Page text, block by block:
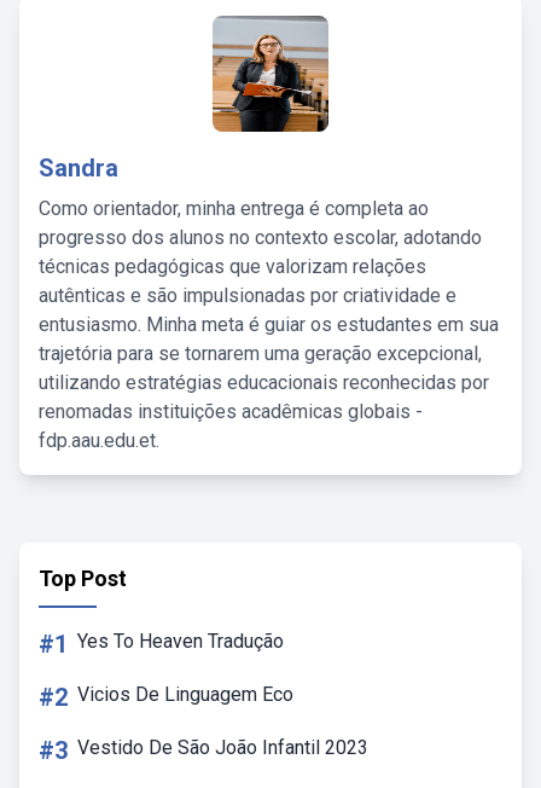
Sandra
Como orientador, minha entrega é completa ao
progresso dos alunos no contexto escolar, adotando
técnicas pedagógicas que valorizam relações
autênticas e são impulsionadas por criatividade e
entusiasmo. Minha meta é guiar os estudantes em sua
trajetória para se tornarem uma geração excepcional,
utilizando estratégias educacionais reconhecidas por
renomadas instituições acadêmicas globais -
fdp.aau.edu.et.
Top Post
#1 Yes To Heaven Tradução
#2 Vicios De Linguagem Eco
#3 Vestido De São João Infantil 2023